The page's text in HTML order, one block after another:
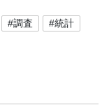
#調査 #統計